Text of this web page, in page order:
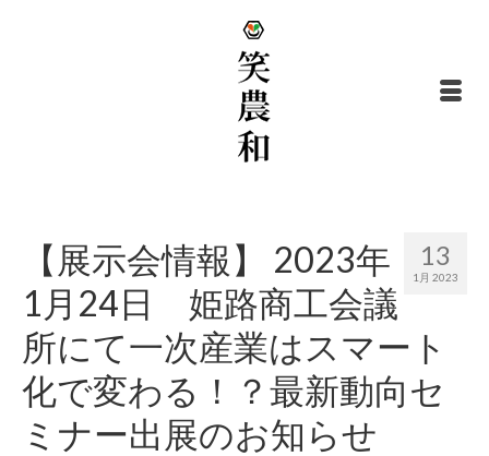
13
1月 2023
【展示会情報】 2023年
1月24日 姫路商工会議
所にて一次産業はスマート
化で変わる！？最新動向セ
ミナー出展のお知らせ